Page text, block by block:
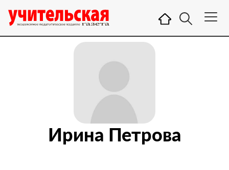
Ирина Петрова